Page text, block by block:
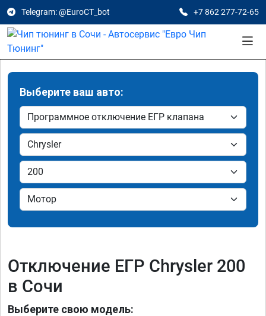
Telegram: @EuroCT_bot +7 862 277-72-65
Выберите ваш авто:
Отключение ЕГР Chrysler 200
в Сочи
Выберите свою модель: